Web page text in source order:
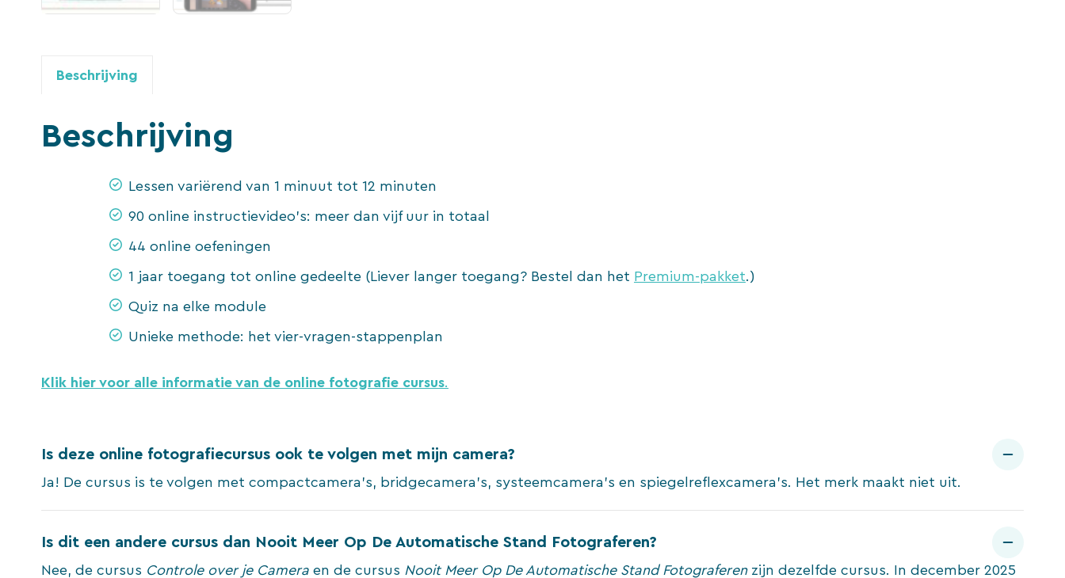
Beschrijving
Beschrijving
Lessen variërend van 1 minuut tot 12 minuten
90 online instructievideo’s: meer dan vijf uur in totaal
44 online oefeningen
1 jaar toegang tot online gedeelte (Liever langer toegang? Bestel dan het Premium-pakket.)
Quiz na elke module
Unieke methode: het vier-vragen-stappenplan
Klik hier voor alle informatie van de online fotografie cursus.
Is deze online fotografiecursus ook te volgen met mijn camera?
Ja! De cursus is te volgen met compactcamera’s, bridgecamera’s, systeemcamera’s en spiegelreflexcamera’s. Het merk maakt niet uit.
Is dit een andere cursus dan Nooit Meer Op De Automatische Stand Fotograferen?
Nee, de cursus Controle over je Camera en de cursus Nooit Meer Op De Automatische Stand Fotograferenzijn dezelfde cursus. In december 2025